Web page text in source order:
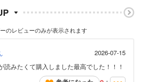
のレビューのみが表示されます
2026-07-15
読みたくて購入しました最高でした！！！